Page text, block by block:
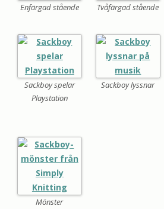
Enfärgad stående Tvåfärgad stående
Sackboy spelar
Playstation
Sackboy lyssnar
Mönster